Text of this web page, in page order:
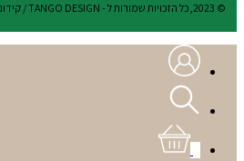
© 2023,כל הזכויות שמורות ל - TANGO DESIGN / קידום ובניית האתר RAVENMEDIA.CO.IL